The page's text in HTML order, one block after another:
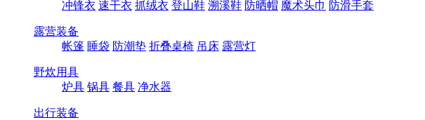
冲锋衣 速干衣 抓绒衣 登山鞋 溯溪鞋 防晒帽 魔术头巾 防滑手套
露营装备
帐篷 睡袋 防潮垫 折叠桌椅 吊床 露营灯
野炊用具
炉具 锅具 餐具 净水器
出行装备